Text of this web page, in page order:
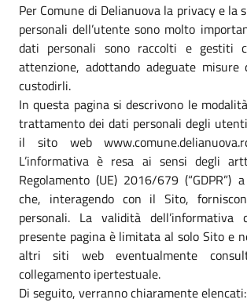
Per Comune di Delianuova la privacy e la
personali dell’utente sono molto
dati personali sono raccolti e gestiti
attenzione, adottando adeguate misure
custodirli.
In questa pagina si descrivono le
trattamento dei dati personali degli
il sito web
L’informativa è resa ai sensi degli
Regolamento (UE) 2016/679
che, interagendo con il Sito,
personali. La validità dell’informativa
presente pagina è limitata al solo Sito e
altri siti web eventualmente
collegamento ipertestuale.
Di seguito, verranno chiaramente elencati: